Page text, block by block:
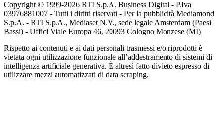
Copyright © 1999-2026 RTI S.p.A. Business Digital - P.Iva
03976881007 - Tutti i diritti riservati - Per la pubblicità Mediamond
S.p.A. - RTI S.p.A., Mediaset N.V., sede legale Amsterdam (Paesi
Bassi) - Uffici Viale Europa 46, 20093 Cologno Monzese (MI)
Rispetto ai contenuti e ai dati personali trasmessi e/o riprodotti è
vietata ogni utilizzazione funzionale all’addestramento di sistemi di
intelligenza artificiale generativa. È altresì fatto divieto espresso di
utilizzare mezzi automatizzati di data scraping.